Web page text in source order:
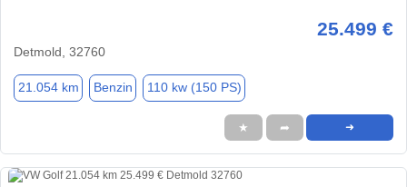
25.499 €
Detmold, 32760
21.054 km Benzin 110 kw (150 PS)
★ ➦ ➜